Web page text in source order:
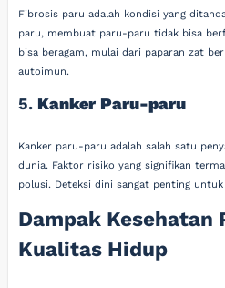
Fibrosis paru adalah kondisi yang
paru, membuat paru-paru tidak bisa
bisa beragam, mulai dari paparan zat
autoimun.
5. Kanker Paru-paru
Kanker paru-paru adalah salah satu
dunia. Faktor risiko yang signifikan
polusi. Deteksi dini sangat penting
Dampak Kesehatan
Kualitas Hidup